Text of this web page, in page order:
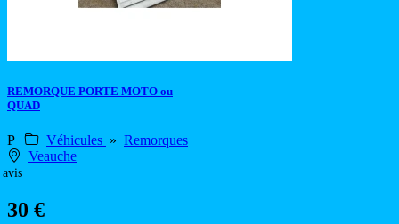
REMORQUE PORTE MOTO ou
QUAD
P Véhicules » Remorques
Veauche
avis
30 €